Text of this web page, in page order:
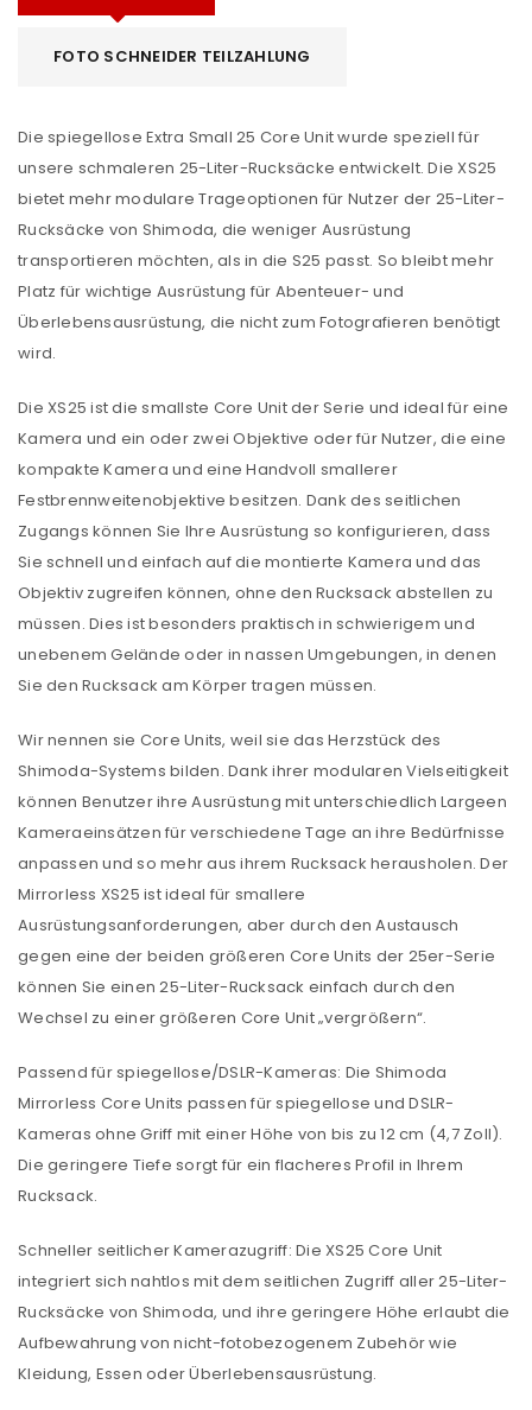
FOTO SCHNEIDER TEILZAHLUNG
Die spiegellose Extra Small 25 Core Unit wurde speziell für
unsere schmaleren 25-Liter-Rucksäcke entwickelt. Die XS25
bietet mehr modulare Trageoptionen für Nutzer der 25-Liter-
Rucksäcke von Shimoda, die weniger Ausrüstung
transportieren möchten, als in die S25 passt. So bleibt mehr
Platz für wichtige Ausrüstung für Abenteuer- und
Überlebensausrüstung, die nicht zum Fotografieren benötigt
wird.
Die XS25 ist die smallste Core Unit der Serie und ideal für eine
Kamera und ein oder zwei Objektive oder für Nutzer, die eine
kompakte Kamera und eine Handvoll smallerer
Festbrennweitenobjektive besitzen. Dank des seitlichen
Zugangs können Sie Ihre Ausrüstung so konfigurieren, dass
Sie schnell und einfach auf die montierte Kamera und das
Objektiv zugreifen können, ohne den Rucksack abstellen zu
müssen. Dies ist besonders praktisch in schwierigem und
unebenem Gelände oder in nassen Umgebungen, in denen
Sie den Rucksack am Körper tragen müssen.
Wir nennen sie Core Units, weil sie das Herzstück des
Shimoda-Systems bilden. Dank ihrer modularen Vielseitigkeit
können Benutzer ihre Ausrüstung mit unterschiedlich Largeen
Kameraeinsätzen für verschiedene Tage an ihre Bedürfnisse
anpassen und so mehr aus ihrem Rucksack herausholen. Der
Mirrorless XS25 ist ideal für smallere
Ausrüstungsanforderungen, aber durch den Austausch
gegen eine der beiden größeren Core Units der 25er-Serie
können Sie einen 25-Liter-Rucksack einfach durch den
Wechsel zu einer größeren Core Unit „vergrößern“.
Passend für spiegellose/DSLR-Kameras: Die Shimoda
Mirrorless Core Units passen für spiegellose und DSLR-
Kameras ohne Griff mit einer Höhe von bis zu 12 cm (4,7 Zoll).
Die geringere Tiefe sorgt für ein flacheres Profil in Ihrem
Rucksack.
Schneller seitlicher Kamerazugriff: Die XS25 Core Unit
integriert sich nahtlos mit dem seitlichen Zugriff aller 25-Liter-
Rucksäcke von Shimoda, und ihre geringere Höhe erlaubt die
Aufbewahrung von nicht-fotobezogenem Zubehör wie
Kleidung, Essen oder Überlebensausrüstung.